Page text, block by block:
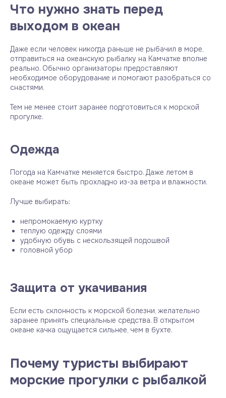
Что нужно знать перед
выходом в океан
Даже если человек никогда раньше не рыбачил в море,
отправиться на океанскую рыбалку на Камчатке вполне
реально. Обычно организаторы предоставляют
необходимое оборудование и помогают разобраться со
снастями.
Тем не менее стоит заранее подготовиться к морской
прогулке.
Одежда
Погода на Камчатке меняется быстро. Даже летом в
океане может быть прохладно из-за ветра и влажности.
Лучше выбирать:
непромокаемую куртку
теплую одежду слоями
удобную обувь с нескользящей подошвой
головной убор
Защита от укачивания
Если есть склонность к морской болезни, желательно
заранее принять специальные средства. В открытом
океане качка ощущается сильнее, чем в бухте.
Почему туристы выбирают
морские прогулки с рыбалкой